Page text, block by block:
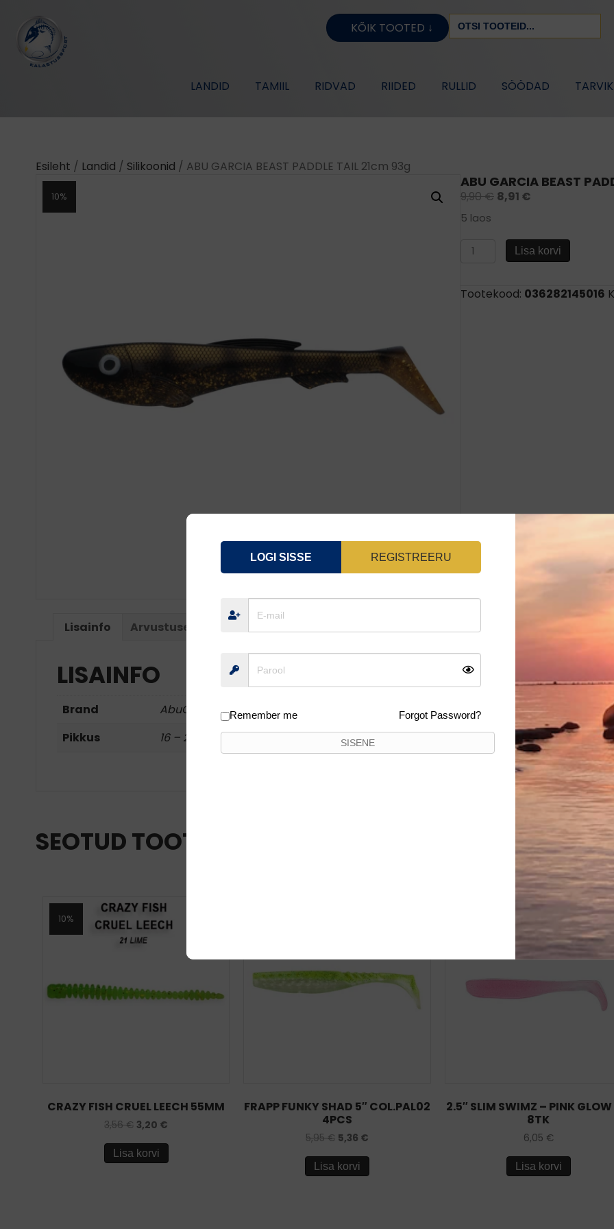
KÕIK TOOTED ↓
Search
for:
LANDID TAMIIL RIDVAD RIIDED RULLID SÖÖDAD
Esileht / Landid / Silikoonid / ABU GARCIA BEAST PADDLE TAIL 21cm 93g
10%
ABU GARCIA BEAST
9,90€ 8,91 €
5 laos
ABU
PADDLE
Lisa korvi
Tootekood: 036282145016
Lisainfo Arvustused (0)
LISAINFO
Brand
AbuGarcia
Pikkus
16 – 25cm
SEOTUD TOOTED
10%
CRAZY FISH CRUEL LEECH 55MM
3,56€ 3,20 €
Lisa korvi
FRAPP FUNKY SHAD 5″ COL.PAL02
4PCS
5,95€ 5,36 €
Lisa korvi
2.5″ SLIM SWIMZ – PINK
8TK
6,05 €
Lisa korvi
LOGI SISSE REGISTREERU
Remember me Forgot Password?
SISENE